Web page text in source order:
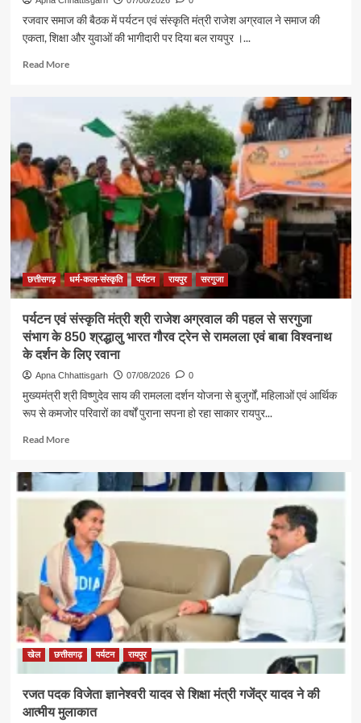
रजवार समाज की बैठक में पर्यटन एवं संस्कृति मंत्री राजेश अग्रवाल ने समाज की
एकता, शिक्षा और युवाओं की भागीदारी पर दिया बल रायपुर ।...
Read MoreRead
एकजुटता
सामाजिक
विकास
की
बड़ी
शक्ति
राजेश
अग्रवाल
छत्तीसगढ़ धर्म-कला-संस्कृति पर्यटन रायपुर सरगुजा
पर्यटन एवं संस्कृति मंत्री श्री राजेश अग्रवाल की पहल से सरगुजा
संभाग के 850 श्रद्धालु भारत गौरव ट्रेन से रामलला एवं बाबा विश्वनाथ
के दर्शन के लिए रवाना
Apna Chhattisgarh 07/08/2026 0
मुख्यमंत्री श्री विष्णुदेव साय की रामलला दर्शन योजना से बुजुर्गों, महिलाओं एवं आर्थिक
रूप से कमजोर परिवारों का वर्षों पुराना सपना हो रहा साकार रायपुर...
Read MoreRead
पर्यटन
एवं
संस्कृति
मंत्री
श्री
राजेश
अग्रवाल
की
पहल
से
सरगुजा
संभाग
श्रद्धालु
भारत
खेल छत्तीसगढ़ पर्यटन रायपुर
रजत पदक विजेता ज्ञानेश्वरी यादव से शिक्षा मंत्री गजेंद्र यादव ने की
आत्मीय मुलाकात